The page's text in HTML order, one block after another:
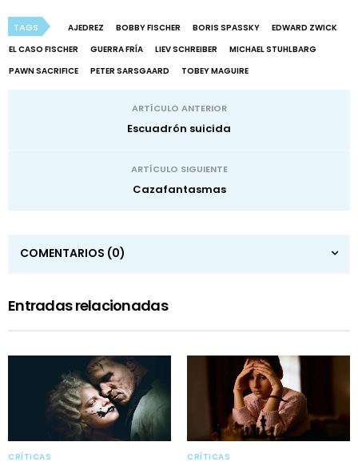
TAGS AJEDREZ BOBBY FISCHER BORIS SPASSKY
EDWARD ZWICK
EL CASO FISCHER
GUERRA FRÍA LIEV SCHREIBER
MICHAEL STUHLBARG
PAWN SACRIFICE
PETER SARSGAARD TOBEY MAGUIRE
ARTÍCULO ANTERIOR
Escuadrón suicida
ARTÍCULO SIGUIENTE
Cazafantasmas
COMENTARIOS (0)
Entradas relacionadas
CRÍTICAS CRÍTICAS